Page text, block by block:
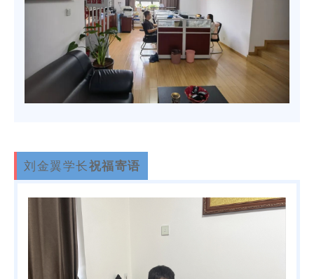
0
刘金翼学长祝福寄语